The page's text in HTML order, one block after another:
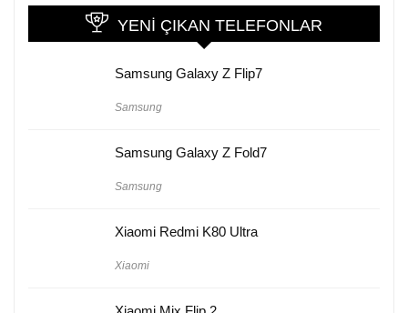
YENI ÇIKAN TELEFONLAR
Samsung Galaxy Z Flip7
Samsung
Samsung Galaxy Z Fold7
Samsung
Xiaomi Redmi K80 Ultra
Xiaomi